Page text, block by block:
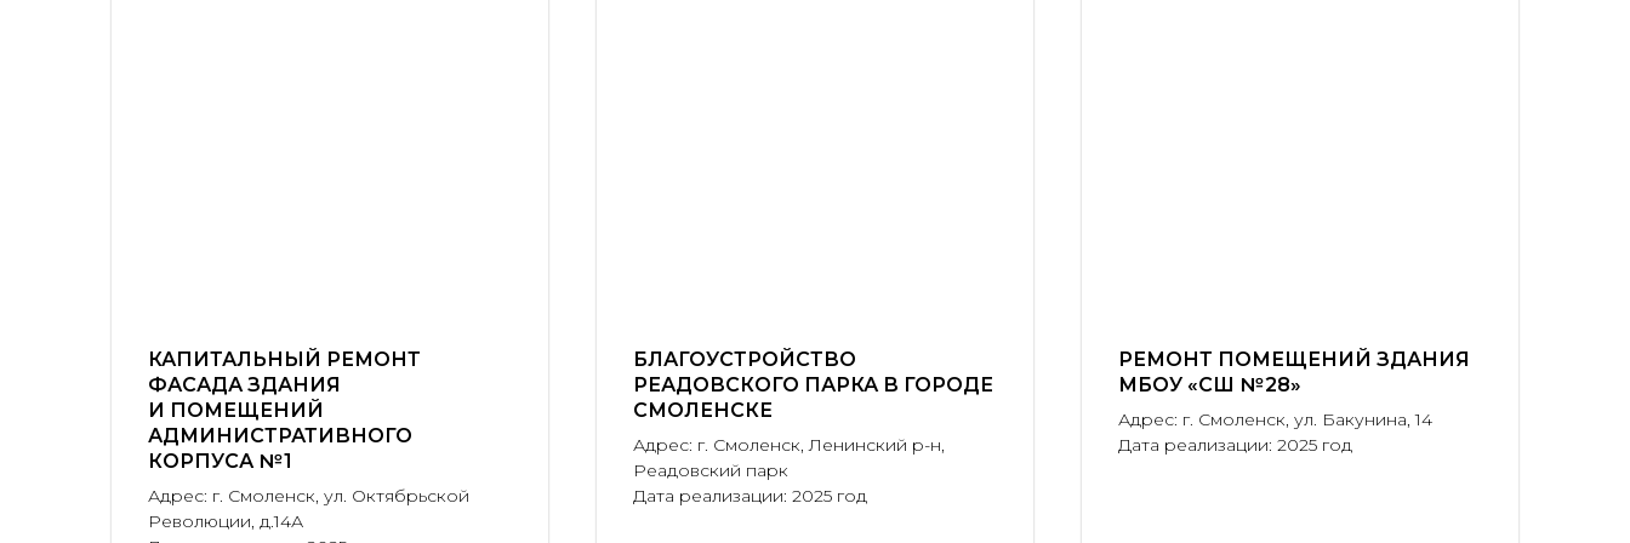
КАПИТАЛЬНЫЙ РЕМОНТ
ФАСАДА ЗДАНИЯ
И ПОМЕЩЕНИЙ
АДМИНИСТРАТИВНОГО
КОРПУСА № 1
Адрес: г. Смоленск, ул. Октябрьской
Революции, д.14А
БЛАГОУСТРОЙСТВО
РЕАДОВСКОГО ПАРКА В ГОРОДЕ
СМОЛЕНСКЕ
Адрес: г. Смоленск, Ленинский р-н,
Реадовский парк
Дата реализации: 2025 год
РЕМОНТ ПОМЕЩЕНИЙ ЗДАНИЯ
МБОУ «СШ № 28»
Адрес: г. Смоленск, ул. Бакунина, 14
Дата реализации: 2025 год